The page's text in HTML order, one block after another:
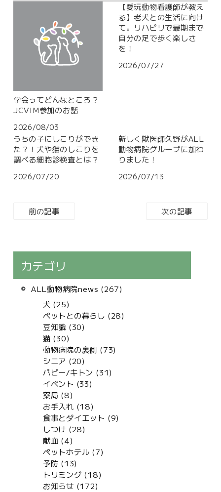
学会ってどんなところ？
JCVIM参加のお話
2026/08/03
【愛玩動物看護師が教え
る】老犬との生活に向け
て。リハビリで最期まで
自分の足で歩く楽しさ
を！
2026/07/27
うちの子にしこりができ
た？！犬や猫のしこりを
調べる細胞診検査とは？
2026/07/20
新しく獣医師久野がALL
動物病院グループに加わ
りました！
2026/07/13
前の記事 次の記事
カテゴリ
ALL動物病院news (267)
犬 (25)
ペットとの暮らし (28)
豆知識 (30)
猫 (30)
動物病院の裏側 (73)
シニア (20)
パピー/キトン (31)
イベント (33)
薬局 (8)
お手入れ (18)
食事とダイエット (9)
しつけ (28)
献血 (4)
ペットホテル (7)
予防 (13)
トリミング (18)
お知らせ (172)